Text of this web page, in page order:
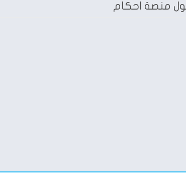
منصة احكام